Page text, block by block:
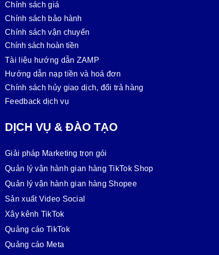
Chính sách giá
Chính sách bảo hành
Chính sách vận chuyển
Chính sách hoàn tiền
Tài liệu hướng dẫn ZAMP
Hướng dẫn nạp tiền và hoá đơn
Chính sách hủy giao dịch, đổi trả hàng
Feedback dịch vụ
DỊCH VỤ & ĐÀO TẠO
Giải pháp Marketing trọn gói
Quản lý vận hành gian hàng TikTok Shop
Quản lý vận hành gian hàng Shopee
Sản xuất Video Social
Xây kênh TikTok
Quảng cáo TikTok
Quảng cáo Meta